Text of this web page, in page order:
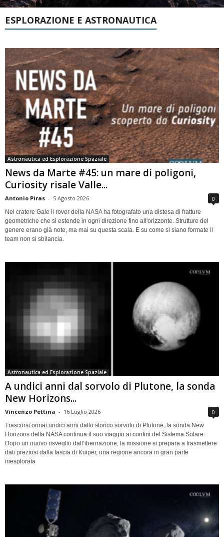
ESPLORAZIONE E ASTRONAUTICA
Astronautica ed Esplorazione Spaziale
News da Marte #45: un mare di poligoni,
Curiosity risale Valle...
Antonio Piras - 5 Agosto 2026 0
Nel cratere Gale il rover della NASA ha fotografato una distesa di fratture
geometriche che si estende in ogni direzione fino all'orizzonte. Strutture del
genere erano già note, ma mai su questa scala. E su come si siano formate il
team non si sbilancia.
Astronautica ed Esplorazione Spaziale
A undici anni dal sorvolo di Plutone, la sonda
New Horizons...
Vincenzo Pettina - 16 Luglio 2026 0
Trascorsi ormai undici anni dallo storico sorvolo di Plutone, la sonda New
Horizons della NASA continua il suo viaggio ai confini del Sistema Solare.
Dopo un nuovo risveglio dall’ibernazione, la missione si prepara a trasmettere
dati preziosi dalla fascia di Kuiper, una regione ancora in gran parte
inesplorata